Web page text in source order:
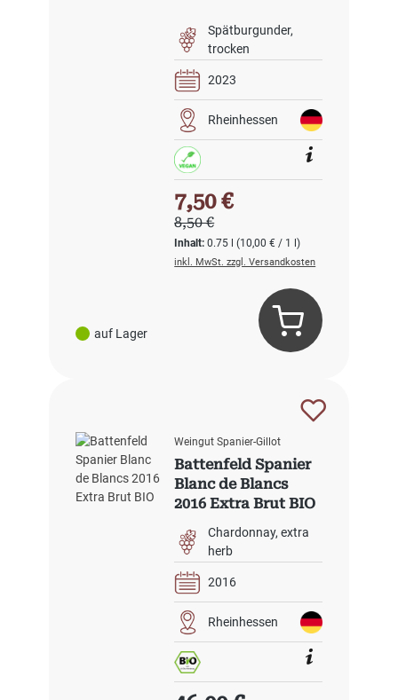
auf Lager
Spätburgunder
trocken
2023
Rheinhessen
Inhalt:0.75 l(10,00 € / 1 l)
Verkaufspreis:
7,50 €
Regulärer Preis:
8,50 €
inkl. MwSt. zzgl. Versandkosten
Weingut Spanier-Gillot
Battenfeld Spanier
Blanc de Blancs
2016 Extra Brut BIO
Chardonnay extra
herb
2016
Rheinhessen
Regulärer Preis: